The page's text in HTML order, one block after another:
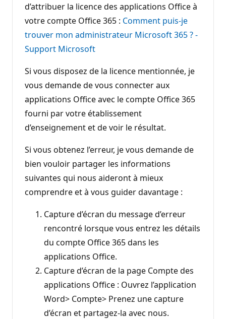
d’attribuer la licence des applications Office à
votre compte Office 365 : Comment puis-je
trouver mon administrateur Microsoft 365 ? -
Support Microsoft
Si vous disposez de la licence mentionnée, je
vous demande de vous connecter aux
applications Office avec le compte Office 365
fourni par votre établissement
d’enseignement et de voir le résultat.
Si vous obtenez l’erreur, je vous demande de
bien vouloir partager les informations
suivantes qui nous aideront à mieux
comprendre et à vous guider davantage :
Capture d’écran du message d’erreur
rencontré lorsque vous entrez les détails
du compte Office 365 dans les
applications Office.
Capture d’écran de la page Compte des
applications Office : Ouvrez l’application
Word> Compte> Prenez une capture
d’écran et partagez-la avec nous.